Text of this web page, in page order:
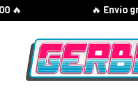
🔥 Envío